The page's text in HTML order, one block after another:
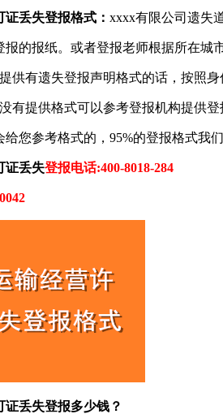
丢失登报格式： xxxx有限公司遗失
报的报纸。或者登报老师根据所在城
供有遗失登报声明格式的话，按照
有提供格式可以参考登报机构提供
给您参考格式的，95%的登报格式我
证丢失登报电话:400-8018-284
证丢失登报多少钱？